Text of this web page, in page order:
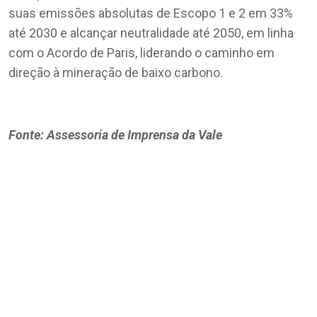
suas emissões absolutas de Escopo 1 e 2 em 33%
até 2030 e alcançar neutralidade até 2050, em linha
com o Acordo de Paris, liderando o caminho em
direção à mineração de baixo carbono.
Fonte: Assessoria de Imprensa da Vale